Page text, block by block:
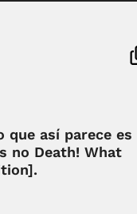
que así parece es
no Death! What